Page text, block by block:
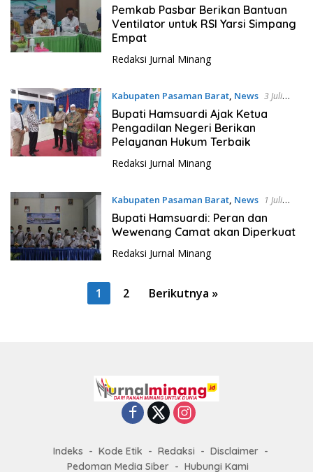
2021
Pemkab Pasbar Berikan Bantuan
Ventilator untuk RSI Yarsi Simpang
Empat
Redaksi Jurnal Minang
Kabupaten Pasaman Barat, News 3 Juli
2021
Bupati Hamsuardi Ajak Ketua
Pengadilan Negeri Berikan
Pelayanan Hukum Terbaik
Redaksi Jurnal Minang
Kabupaten Pasaman Barat, News
1 Juli
2021
Bupati Hamsuardi: Peran dan
Wewenang Camat akan Diperkuat
Redaksi Jurnal Minang
1 2 Berikutnya »
Indeks Kode Etik Redaksi
Disclaimer
Pedoman Media Siber
Hubungi Kami